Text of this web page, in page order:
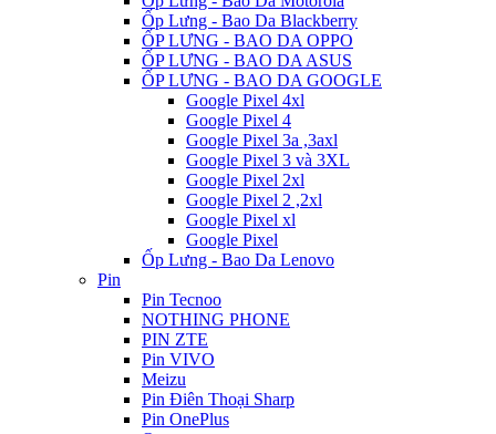
Ốp Lưng - Bao Da Blackberry
ỐP LƯNG - BAO DA OPPO
ỐP LƯNG - BAO DA ASUS
ỐP LƯNG - BAO DA GOOGLE
Google Pixel 4xl
Google Pixel 4
Google Pixel 3a ,3axl
Google Pixel 3 và 3XL
Google Pixel 2xl
Google Pixel 2 ,2xl
Google Pixel xl
Google Pixel
Ốp Lưng - Bao Da Lenovo
Pin
Pin Tecnoo
NOTHING PHONE
PIN ZTE
Pin VIVO
Meizu
Pin Điên Thoại Sharp
Pin OnePlus